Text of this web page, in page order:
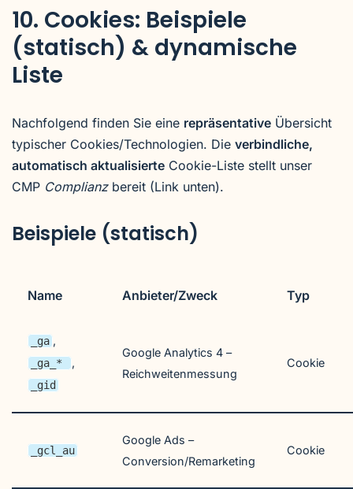
10. Cookies: Beispiele
(statisch) & dynamische
Liste
Nachfolgend finden Sie eine repräsentative Übersicht
typischer Cookies/Technologien. Die verbindliche,
automatisch aktualisierte Cookie-Liste stellt unser
CMP Complianzbereit (Link unten).
Beispiele (statisch)
Name Anbieter/Zweck Typ
_ga ,
_ga_* ,
_gid
Google Analytics 4 –
Reichweitenmessung
Cookie
_gcl_au
Google Ads –
Conversion/Remarketing
Cookie